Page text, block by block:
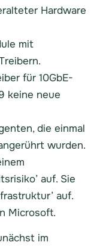
Hardware
mit
für 10GbE-
keine neue
die einmal
wurden.
auf. Sie
auf.
Microsoft.
im